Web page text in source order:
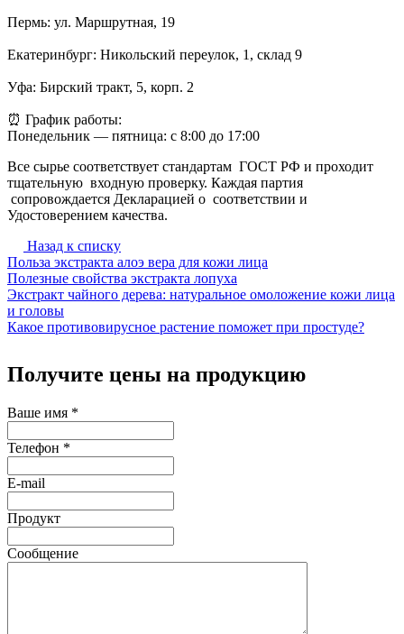
Пермь: ул. Маршрутная, 19
Екатеринбург: Никольский переулок, 1, склад 9
Уфа: Бирский тракт, 5, корп. 2
⏰ График работы:
Понедельник — пятница: с 8:00 до 17:00
Все сырье соответствует стандартам ГОСТ РФ и проходит
тщательную входную проверку. Каждая партия
сопровождается Декларацией о соответствии и
Удостоверением качества.
Назад к списку
Польза экстракта алоэ вера для кожи лица
Полезные свойства экстракта лопуха
Экстракт чайного дерева: натуральное омоложение кожи лица
и головы
Какое противовирусное растение поможет при простуде?
Получите цены на продукцию
Ваше имя *
Телефон *
E-mail
Продукт
Сообщение